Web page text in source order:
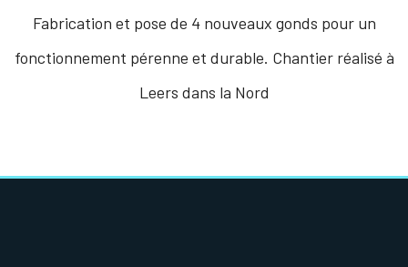
Fabrication et pose de 4 nouveaux gonds pour un
fonctionnement pérenne et durable. Chantier réalisé à
Leers dans la Nord